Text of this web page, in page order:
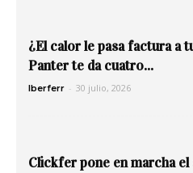
¿El calor le pasa factura a
Panter te da cuatro...
Iberferr - 30 julio, 2026
Clickfer pone en marcha